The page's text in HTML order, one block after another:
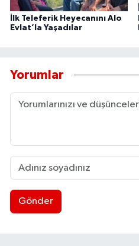
İlk Teleferik Heyecanını Alo
Evlat’la Yaşadılar
Yorumlar
Gönder